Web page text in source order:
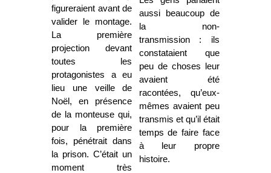
figureraient avant de
valider le montage.
La première
projection devant
toutes les
protagonistes a eu
lieu une veille de
Noël, en présence
de la monteuse qui,
pour la première
fois, pénétrait dans
la prison. C’était un
moment très
aussi beaucoup de
la non-
transmission : ils
constataient que
peu de choses leur
avaient été
racontées, qu’eux-
mêmes avaient peu
transmis et qu’il était
temps de faire face
à leur propre
histoire.